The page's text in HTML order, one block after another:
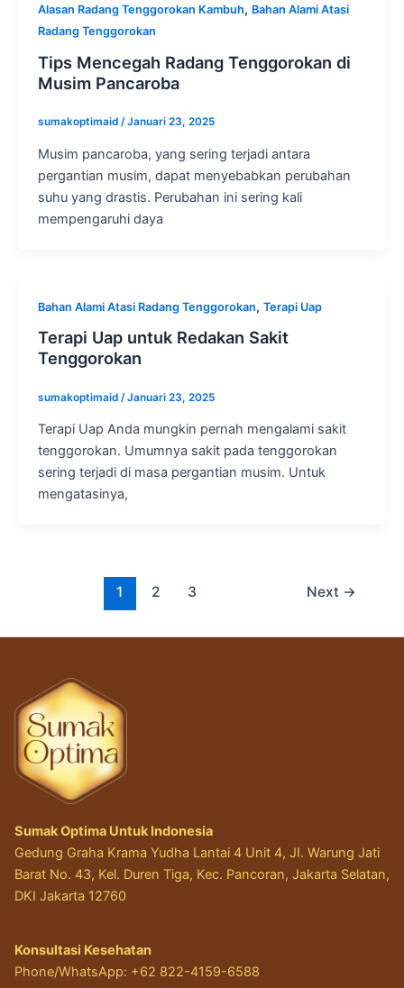
Alasan Radang Tenggorokan Kambuh, Bahan Alami Atasi
Radang Tenggorokan
Tips Mencegah Radang Tenggorokan di
Musim Pancaroba
sumakoptimaid /Januari 23, 2025
Musim pancaroba, yang sering terjadi antara
pergantian musim, dapat menyebabkan perubahan
suhu yang drastis. Perubahan ini sering kali
mempengaruhi daya
Bahan Alami Atasi Radang Tenggorokan, Terapi Uap
Terapi Uap untuk Redakan Sakit
Tenggorokan
sumakoptimaid /Januari 23, 2025
Terapi Uap Anda mungkin pernah mengalami sakit
tenggorokan. Umumnya sakit pada tenggorokan
sering terjadi di masa pergantian musim. Untuk
mengatasinya,
1 2 3 Next →
Sumak Optima Untuk Indonesia
Gedung Graha Krama Yudha Lantai 4 Unit 4, JI. Warung Jati
Barat No. 43, Kel. Duren Tiga, Kec. Pancoran, Jakarta Selatan,
DKI Jakarta 12760
Konsultasi Kesehatan
Phone/WhatsApp: +62 822-4159-6588